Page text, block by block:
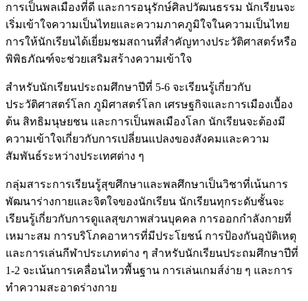
การเป็นพลเมืองที่ดี และการอนุรักษ์ศิลปวัฒนธรรม นักเรียนจะ
เริ่มเข้าใจความเป็นไทยและความภาคภูมิใจในความเป็นไทย
การให้นักเรียนได้เยี่ยมชมสถานที่สำคัญทางประวัติศาสตร์หรือ
พิพิธภัณฑ์จะช่วยเสริมสร้างความเข้าใจ
สำหรับนักเรียนประถมศึกษาปีที่ 5-6 จะเรียนรู้เกี่ยวกับ
ประวัติศาสตร์โลก ภูมิศาสตร์โลก เศรษฐกิจและการเมืองเบื้อง
ต้น สิทธิมนุษยชน และการเป็นพลเมืองโลก นักเรียนจะต้องมี
ความเข้าใจเกี่ยวกับการเปลี่ยนแปลงของสังคมและความ
สัมพันธ์ระหว่างประเทศต่าง ๆ
กลุ่มสาระการเรียนรู้สุขศึกษาและพลศึกษาเป็นวิชาที่เน้นการ
พัฒนาร่างกายและจิตใจของนักเรียน นักเรียนทุกระดับชั้นจะ
เรียนรู้เกี่ยวกับการดูแลสุขภาพส่วนบุคคล การออกกำลังกายที่
เหมาะสม การบริโภคอาหารที่มีประโยชน์ การป้องกันอุบัติเหตุ
และการเล่นกีฬาประเภทต่าง ๆ สำหรับนักเรียนประถมศึกษาปีที่
1-2 จะเน้นการเคลื่อนไหวพื้นฐาน การเล่นเกมส์ง่าย ๆ และการ
ทำความสะอาดร่างกาย